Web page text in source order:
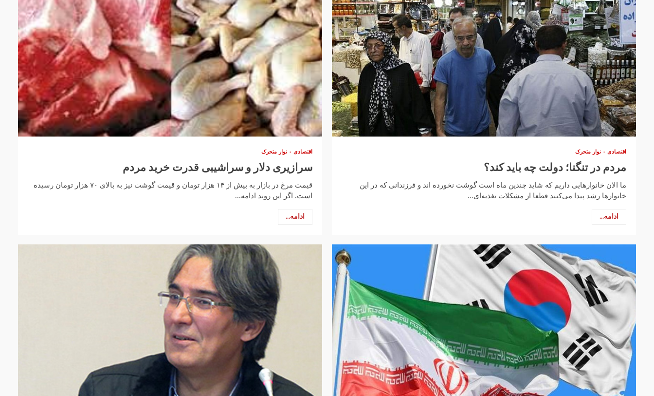
اقتصادی نوار متحرک
مردم در تنگنا؛ دولت چه باید کند؟
ما الان خانوار‌هایی داریم که شاید چندین ماه است گوشت نخورده اند و فرزندانی که در این
خانوار‌ها رشد پیدا می‌کنند قطعا از مشکلات تغذیه‌ای...
ادامه...
اقتصادی نوار متحرک
سرازیری دلار و سراشیبی قدرت خرید مردم
قیمت مرغ در بازار به بیش از ۱۴ هزار تومان و قیمت گوشت نیز به بالای ۷۰ هزار تومان رسیده
است. اگر این روند ادامه...
ادامه...